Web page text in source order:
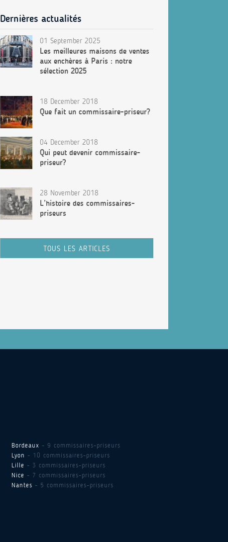
Dernières actualités
01 September 2025
Les meilleures maisons de ventes
aux enchères à Paris : notre
sélection 2025
18 December 2018
Que fait un commissaire-priseur?
04 December 2018
Qui peut devenir commissaire-
priseur?
28 November 2018
L’histoire des commissaires-
priseurs
TOUS LES ARTICLES
Bordeaux - 9 commissaires-priseurs
Lyon - 10 commissaires-priseurs
Lille - 3 commissaires-priseurs
Nice - 7 commissaires-priseurs
Nantes - 5 commissaires-priseurs